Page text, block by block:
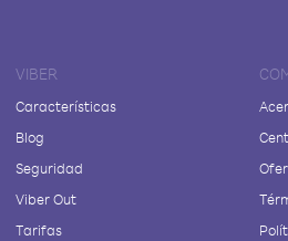
VIBER
Características
Blog
Seguridad
Viber Out
Tarifas